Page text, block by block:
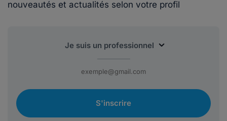
nouveautés et actualités selon votre profil
S'inscrire